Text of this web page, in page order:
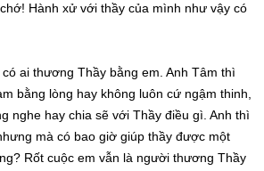
Hành xử với thầy của mình như vậy có
ai thương Thầy bằng em. Anh Tâm thì
bằng lòng hay không luôn cứ ngậm thinh,
nghe hay chia sẽ với Thầy điều gì. Anh thì
mà có bao giờ giúp thầy được một
Rốt cuộc em vẫn là người thương Thầy